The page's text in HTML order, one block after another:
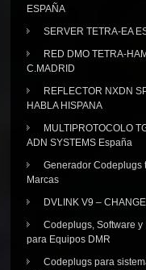
ESPAÑA
SERVER TETRA-EA
RED DMO TETRA-
C.MADRID
REFLECTOR NXDN
HABLA HISPANA
MULTIPROTOCOLO
ADN SYSTEMS España
Generador Codeplugs
Marcas
DVLINK V9 –
Codeplugs, Software y
para Equipos DMR
Codeplugs para